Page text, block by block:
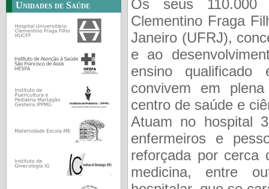
Unidades de Saúde
Os seus 110.000
Clementino Fraga
Janeiro (UFRJ),
e ao
ensino qualificado
convivem em
centro de saúde e
Atuam no hospital
enfermeiros e
reforçada por cerca
medicina, entre